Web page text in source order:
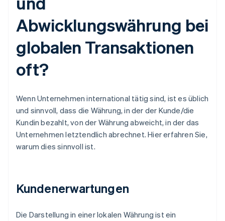
Abwicklungswährung bei
globalen Transaktionen
oft?
Wenn Unternehmen international tätig sind, ist es üblich
und sinnvoll, dass die Währung, in der der Kunde/die
Kundin bezahlt, von der Währung abweicht, in der das
Unternehmen letztendlich abrechnet. Hier erfahren Sie,
warum dies sinnvoll ist.
Kundenerwartungen
Die Darstellung in einer lokalen Währung ist ein